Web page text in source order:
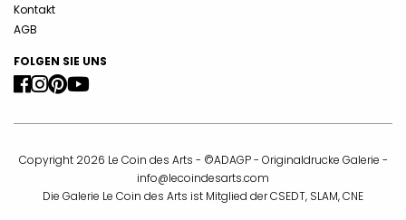
Kontakt
AGB
FOLGEN SIE UNS
Copyright 2026 Le Coin des Arts - ©ADAGP - Originaldrucke Galerie -
info@lecoindesarts.com
Die Galerie Le Coin des Arts ist Mitglied der CSEDT, SLAM, CNE